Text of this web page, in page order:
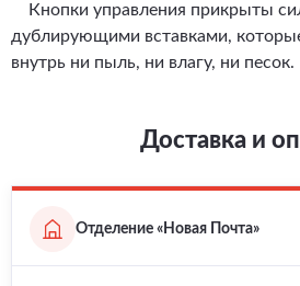
Кнопки управления прикрыты
дублирующими вставками,
внутрь ни пыль, ни влагу, ни песок.
Доставка и
Отделение «Новая Почта»